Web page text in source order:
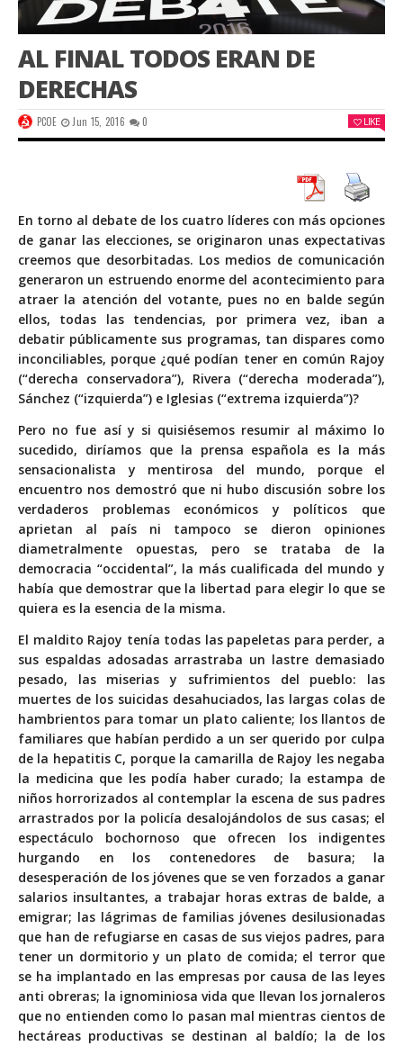
AL FINAL TODOS ERAN DE
DERECHAS
PCOE Jun 15, 2016 0 LIKE
En torno al debate de los cuatro líderes con más opciones
de ganar las elecciones, se originaron unas expectativas
creemos que desorbitadas. Los medios de comunicación
generaron un estruendo enorme del acontecimiento para
atraer la atención del votante, pues no en balde según
ellos, todas las tendencias, por primera vez, iban a
debatir públicamente sus programas, tan dispares como
inconciliables, porque ¿qué podían tener en común Rajoy
(“derecha conservadora”), Rivera (“derecha moderada”),
Sánchez (“izquierda”) e Iglesias (“extrema izquierda”)?
Pero no fue así y si quisiésemos resumir al máximo lo
sucedido, diríamos que la prensa española es la más
sensacionalista y mentirosa del mundo, porque el
encuentro nos demostró que ni hubo discusión sobre los
verdaderos problemas económicos y políticos que
aprietan al país ni tampoco se dieron opiniones
diametralmente opuestas, pero se trataba de la
democracia “occidental”, la más cualificada del mundo y
había que demostrar que la libertad para elegir lo que se
quiera es la esencia de la misma.
El maldito Rajoy tenía todas las papeletas para perder, a
sus espaldas adosadas arrastraba un lastre demasiado
pesado, las miserias y sufrimientos del pueblo: las
muertes de los suicidas desahuciados, las largas colas de
hambrientos para tomar un plato caliente; los llantos de
familiares que habían perdido a un ser querido por culpa
de la hepatitis C, porque la camarilla de Rajoy les negaba
la medicina que les podía haber curado; la estampa de
niños horrorizados al contemplar la escena de sus padres
arrastrados por la policía desalojándolos de sus casas; el
espectáculo bochornoso que ofrecen los indigentes
hurgando en los contenedores de basura; la
desesperación de los jóvenes que se ven forzados a ganar
salarios insultantes, a trabajar horas extras de balde, a
emigrar; las lágrimas de familias jóvenes desilusionadas
que han de refugiarse en casas de sus viejos padres, para
tener un dormitorio y un plato de comida; el terror que
se ha implantado en las empresas por causa de las leyes
anti obreras; la ignominiosa vida que llevan los jornaleros
que no entienden como lo pasan mal mientras cientos de
hectáreas productivas se destinan al baldío; la de los